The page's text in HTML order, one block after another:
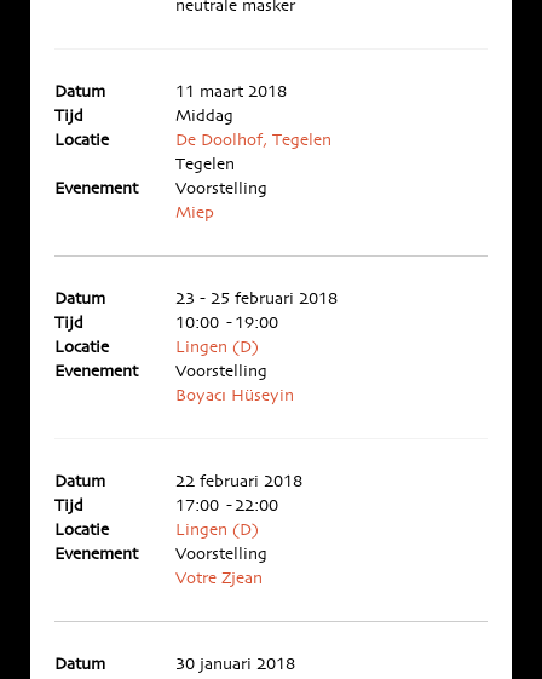
neutrale masker
Datum
11 maart 2018
Tijd
Middag
Locatie
De Doolhof, Tegelen
Tegelen
Evenement
Voorstelling
Miep
Datum
23 - 25 februari 2018
Tijd
10:00 - 19:00
Locatie
Lingen (D)
Evenement
Voorstelling
Boyacı Hüseyin
Datum
22 februari 2018
Tijd
17:00 - 22:00
Locatie
Lingen (D)
Evenement
Voorstelling
Votre Zjean
Datum
30 januari 2018